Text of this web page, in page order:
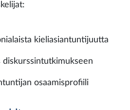
kieliasiantuntijuutta
osaamisprofiili